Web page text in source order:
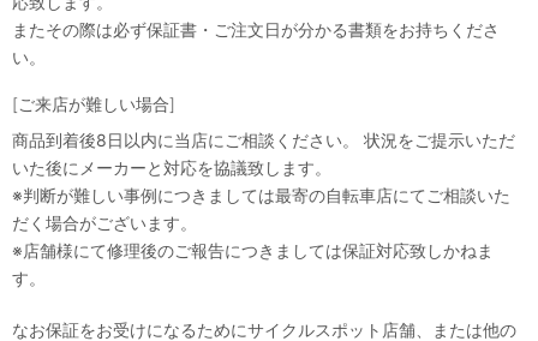
またその際は必ず保証書・ご注文日が分かる書類をお持ちくださ
い。
[ご来店が難しい場合]
商品到着後8日以内に当店にご相談ください。 状況をご提示いただ
いた後にメーカーと対応を協議致します。
※判断が難しい事例につきましては最寄の自転車店にてご相談いた
だく場合がございます。
※店舗様にて修理後のご報告につきましては保証対応致しかねま
す。
なお保証をお受けになるためにサイクルスポット店舗、または他の